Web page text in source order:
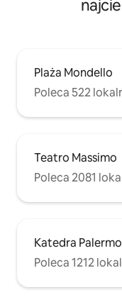
Plaża Mondello
Poleca 522
Teatro Massimo
Poleca 2081
Katedra Palermo
Poleca 1212